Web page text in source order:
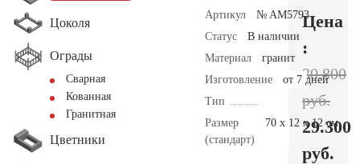
Цоколя
Ограды
Сварная
Кованная
Гранитная
Цветники
Артикул
№ AM5793
Статус
В наличии
Материал
гранит
Изготовление
от 7 дней
Тип
Размер
(стандарт)
70 х 12 х 12 см.
Цена
:
30.800
руб.
29.300
руб.